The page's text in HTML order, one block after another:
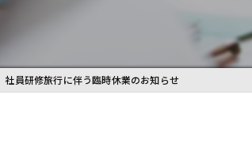
社員研修旅行に伴う臨時休業のお知らせ